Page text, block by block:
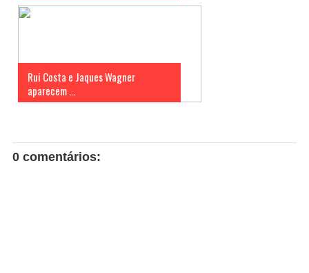
Rui Costa e Jaques Wagner
aparecem ...
0 comentários: